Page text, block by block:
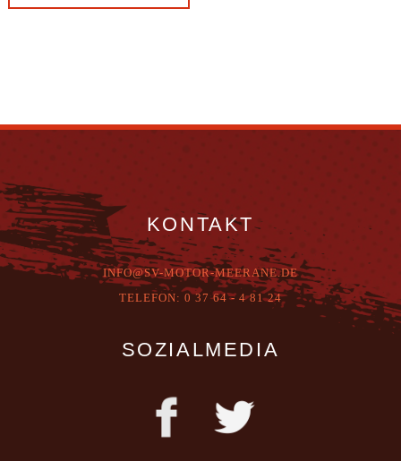
KONTAKT
INFO@SV-MOTOR-MEERANE.DE
TELEFON: 0 37 64 - 4 81 24
SOZIALMEDIA